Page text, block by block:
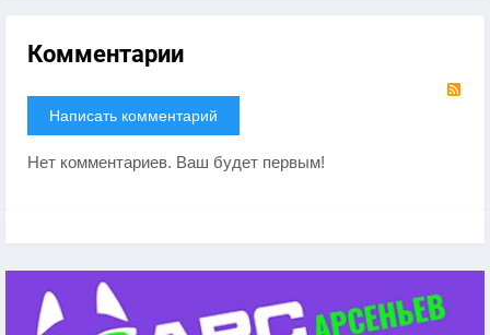
Комментарии
Написать комментарий
Нет комментариев. Ваш будет первым!